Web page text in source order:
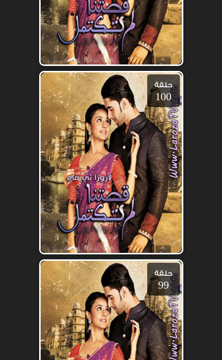
حلقة
100
حلقة
99